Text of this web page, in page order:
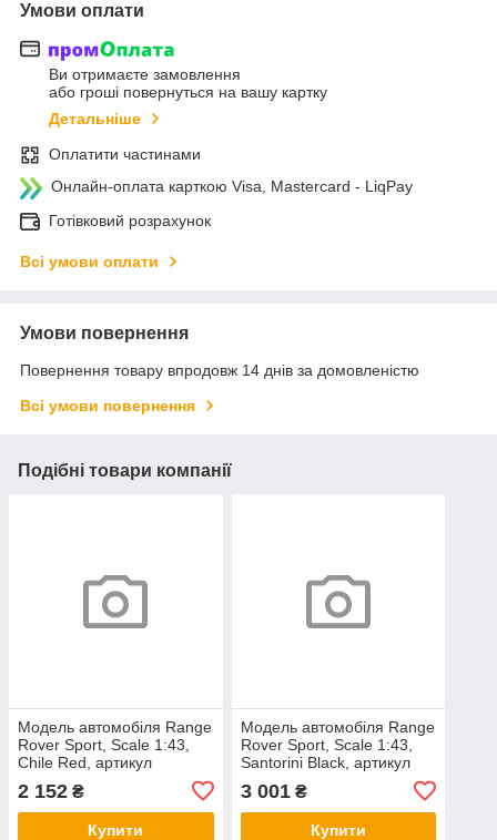
Умови оплати
Ви отримаєте замовлення
або гроші повернуться на вашу картку
Детальніше
Оплатити частинами
Онлайн-оплата карткою Visa, Mastercard - LiqPay
Готівковий розрахунок
Всі умови оплати
Умови повернення
Повернення товару впродовж 14 днів за домовленістю
Всі умови повернення
Подібні товари компанії
Модель автомобіля Range
Rover Sport, Scale 1:43,
Chile Red, артикул
2 152 ₴
Купити
Модель автомобіля Range
Rover Sport, Scale 1:43,
Santorini Black, артикул
3 001₴
Купити